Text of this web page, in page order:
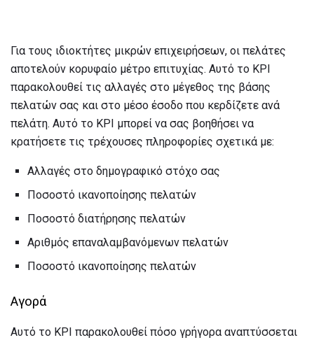
Για τους ιδιοκτήτες μικρών επιχειρήσεων, οι πελάτες
αποτελούν κορυφαίο μέτρο επιτυχίας. Αυτό το KPI
παρακολουθεί τις αλλαγές στο μέγεθος της βάσης
πελατών σας και στο μέσο έσοδο που κερδίζετε ανά
πελάτη. Αυτό το KPI μπορεί να σας βοηθήσει να
κρατήσετε τις τρέχουσες πληροφορίες σχετικά με:
Αλλαγές στο δημογραφικό στόχο σας
Ποσοστό ικανοποίησης πελατών
Ποσοστό διατήρησης πελατών
Αριθμός επαναλαμβανόμενων πελατών
Ποσοστό ικανοποίησης πελατών
Αγορά
Αυτό το KPI παρακολουθεί πόσο γρήγορα αναπτύσσεται